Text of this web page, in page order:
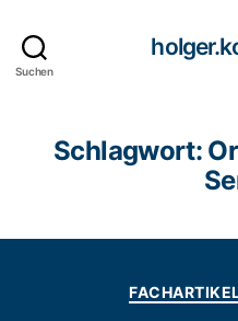
Suchen
Schlagwort: